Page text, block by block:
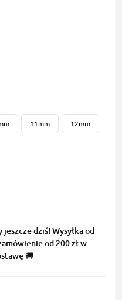
11mm 12mm
dziś! Wysyłka od
od 200 zł w
🚚